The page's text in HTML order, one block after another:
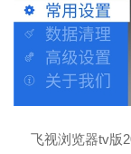
飞视浏览器tv版